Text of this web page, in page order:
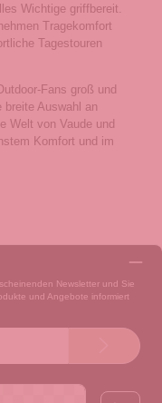
Wichtige griffbereit.
Tragekomfort
Tagestouren
Fans groß und
Auswahl an
Welt von Vaude und
Komfort und im
Newsletter und Sie
und Angebote informiert